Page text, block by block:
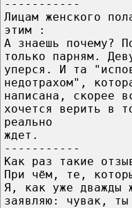
-----------
Лицам женского
этим :
А знаешь почему?
только парням.
уперся. И та
недотрахом",
написана, скорее
хочется верить в
реально
ждет.
-----------
Как раз такие
При чём, те,
Я, как уже дважды
заявляю: чувак, ты